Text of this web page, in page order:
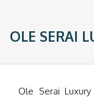
OLE SERAI
Ole Serai